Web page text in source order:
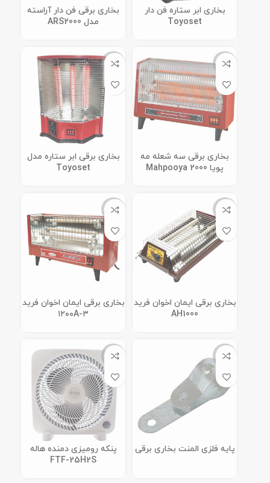
بخاری ابر ستاره فن دار
Toyoset
بخاری برقی فن دار آراسته
مدل ARS2000
ناموجود
بخاری برقی سه شعله مه
پویا Mahpooya 2000
ناموجود
بخاری برقی ابر ستاره مدل
Toyoset
ناموجود
بخاری برقی ایمان اخوان فرید
AH1000
ناموجود
بخاری برقی ایمان اخوان فرید
۳-۱۲۰۰A
ناموجود
پایه فلزی المنت بخاری برقی
ناموجود
پنکه رومیزی دمنده هاله
FTF-25H2S